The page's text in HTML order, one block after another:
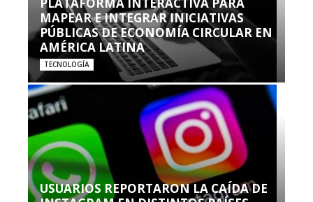
MAPEAR E INTEGRAR INICIATIVAS
PÚBLICAS DE ECONOMÍA CIRCULAR EN
AMÉRICA LATINA
TECNOLOGÍA
USUARIOS REPORTARON LA CAÍDA DE